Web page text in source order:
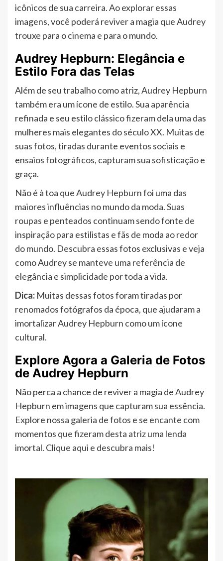
icônicos de sua carreira. Ao explorar essas
imagens, você poderá reviver a magia que Audrey
trouxe para o cinema e para o mundo.
Audrey Hepburn: Elegância e
Estilo Fora das Telas
Além de seu trabalho como atriz, Audrey Hepburn
também era um ícone de estilo. Sua aparência
refinada e seu estilo clássico fizeram dela uma das
mulheres mais elegantes do século XX. Muitas de
suas fotos, tiradas durante eventos sociais e
ensaios fotográficos, capturam sua sofisticação e
graça.
Não é à toa que Audrey Hepburn foi uma das
maiores influências no mundo da moda. Suas
roupas e penteados continuam sendo fonte de
inspiração para estilistas e fãs de moda ao redor
do mundo. Descubra essas fotos exclusivas e veja
como Audrey se manteve uma referência de
elegância e simplicidade por toda a vida.
Dica: Muitas dessas fotos foram tiradas por
renomados fotógrafos da época, que ajudaram a
imortalizar Audrey Hepburn como um ícone
cultural.
Explore Agora a Galeria de Fotos
de Audrey Hepburn
Não perca a chance de reviver a magia de Audrey
Hepburn em imagens que capturam sua essência.
Explore nossa galeria de fotos e se encante com
momentos que fizeram desta atriz uma lenda
imortal. Clique aqui e descubra mais!